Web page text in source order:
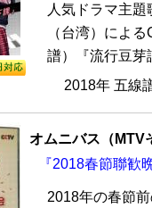
人気ドラマ主
（台湾）によ
譜）『流行豆
2018年 五線
オムニバス（MTV
『2018春節聯歓
2018年の春節